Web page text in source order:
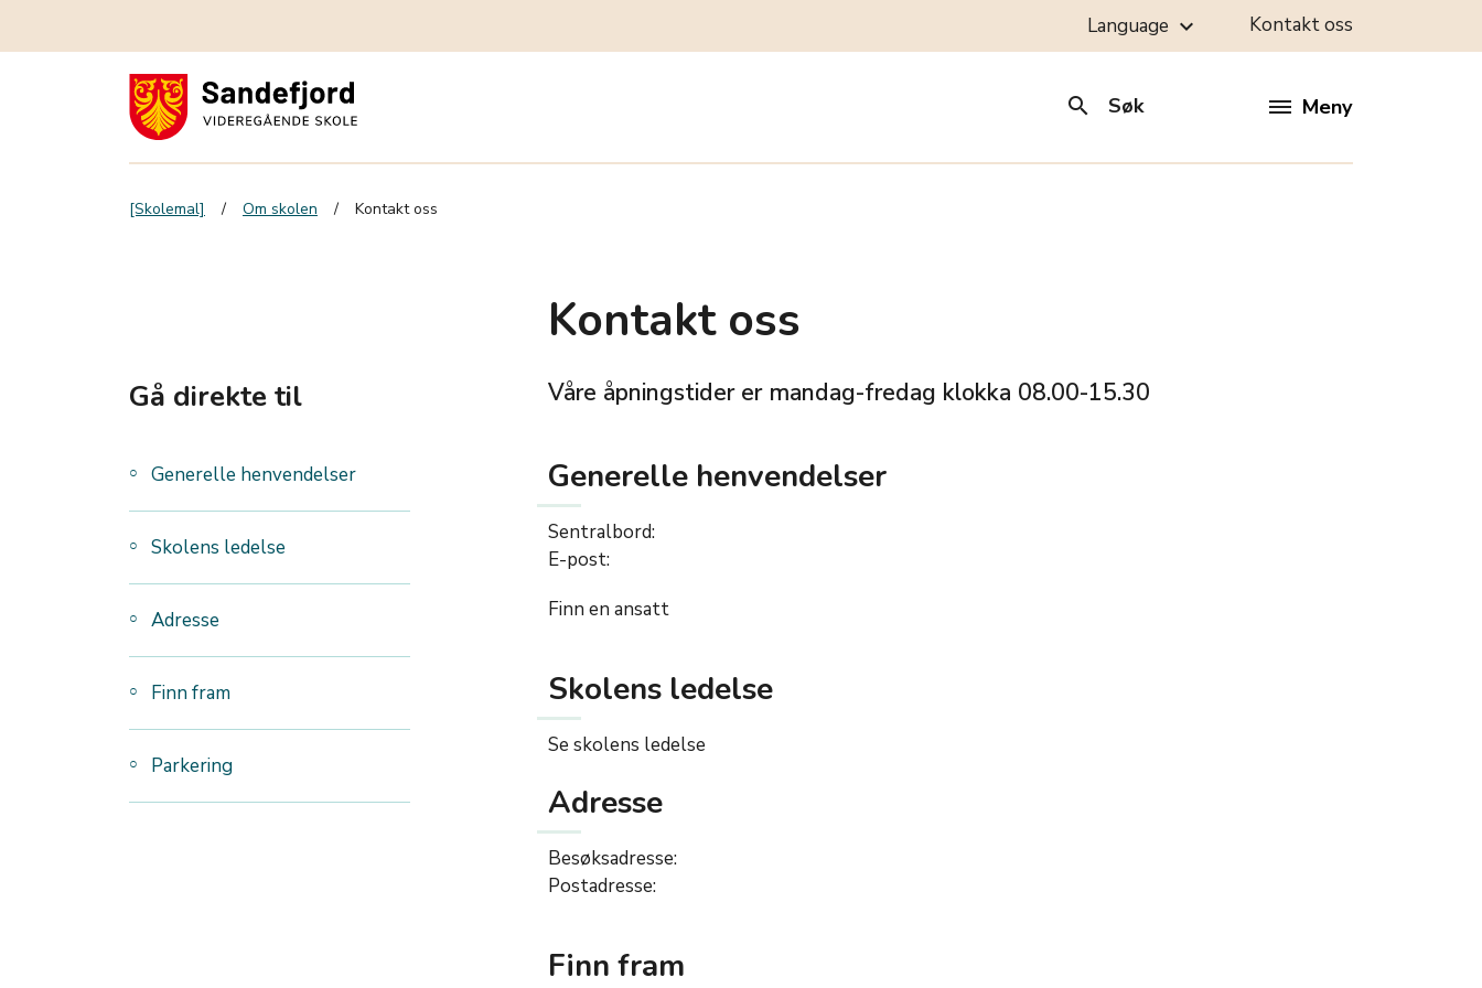
Language keyboard_arrow_down Kontakt oss
search Søk Meny
[Skolemal] Om skolen Kontakt oss
Kontakt oss
Gå direkte til
Generelle henvendelser
Skolens ledelse
Adresse
Finn fram
Parkering
Våre åpningstider er mandag-fredag klokka 08.00-15.30
Generelle henvendelser
Sentralbord:
E-post:
Finn en ansatt
Skolens ledelse
Se skolens ledelse
Adresse
Besøksadresse:
Postadresse:
Finn fram